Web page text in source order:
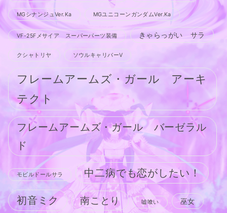
MGシナンジュVer.Ka MGユニコーンガンダムVer.Ka
VF-25Fメサイア スーパーパーツ装備 きゃらっがい サラ
クシャトリヤ ソウルキャリバーV
フレームアームズ・ガール アーキ
テクト
フレームアームズ・ガール バーゼラル
ド
モビルドールサラ 中二病でも恋がしたい！
初音ミク 南ことり 嘘喰い 巫女